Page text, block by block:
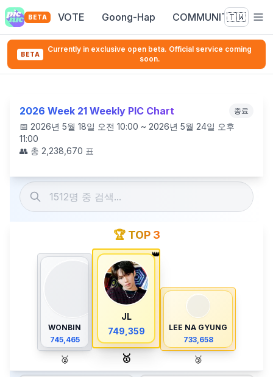
BETA VOTE Goong-Hap COMMUNITY🇹🇼
BETA
Currently in exclusive open beta. Official service coming
soon.
2026 Week 21 Weekly PIC Chart 종료
📅 2026년 5월 18일 오전 10:00 ~ 2026년 5월 24일 오후
11:00
👥 총 2,238,670 표
🏆 TOP 3
WONBIN
745,465
🥈
👑
JL
749,359
🥇
LEE NA GYUNG
733,658
🥉